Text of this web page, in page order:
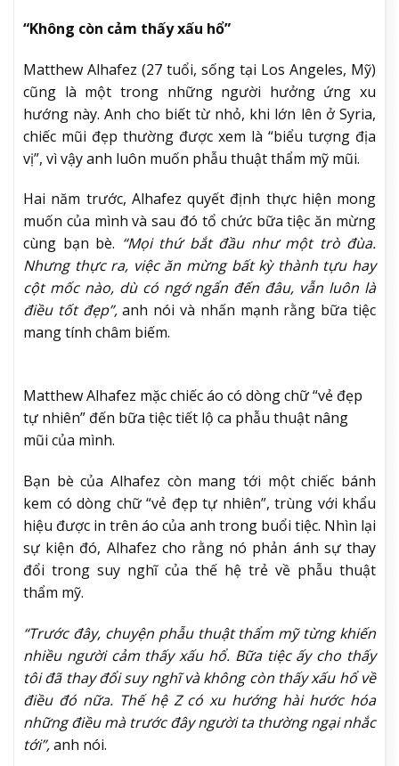
“Không còn cảm thấy xấu hổ”
Matthew Alhafez (27 tuổi, sống tại Los Angeles, Mỹ)
cũng là một trong những người hưởng ứng xu
hướng này. Anh cho biết từ nhỏ, khi lớn lên ở Syria,
chiếc mũi đẹp thường được xem là “biểu tượng địa
vị”, vì vậy anh luôn muốn phẫu thuật thẩm mỹ mũi.
Hai năm trước, Alhafez quyết định thực hiện mong
muốn của mình và sau đó tổ chức bữa tiệc ăn mừng
cùng bạn bè. “Mọi thứ bắt đầu như một trò đùa.
Nhưng thực ra, việc ăn mừng bất kỳ thành tựu hay
cột mốc nào, dù có ngớ ngẩn đến đâu, vẫn luôn là
điều tốt đẹp”,anh nói và nhấn mạnh rằng bữa tiệc
mang tính châm biếm.
Matthew Alhafez mặc chiếc áo có dòng chữ “vẻ đẹp
tự nhiên” đến bữa tiệc tiết lộ ca phẫu thuật nâng
mũi của mình.
Bạn bè của Alhafez còn mang tới một chiếc bánh
kem có dòng chữ “vẻ đẹp tự nhiên”, trùng với khẩu
hiệu được in trên áo của anh trong buổi tiệc. Nhìn lại
sự kiện đó, Alhafez cho rằng nó phản ánh sự thay
đổi trong suy nghĩ của thế hệ trẻ về phẫu thuật
thẩm mỹ.
“Trước đây, chuyện phẫu thuật thẩm mỹ từng khiến
nhiều người cảm thấy xấu hổ. Bữa tiệc ấy cho thấy
tôi đã thay đổi suy nghĩ và không còn thấy xấu hổ về
điều đó nữa. Thế hệ Z có xu hướng hài hước hóa
những điều mà trước đây người ta thường ngại nhắc
tới”,anh nói.